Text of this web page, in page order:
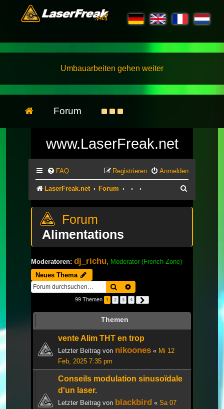
Umbauarbeiten gehen weiter
Forum
www.LaserFreak.net
FAQ Anmelden
Registrieren
LaserFreak.net Forum
Alimentations
Moderatoren: dj_richu Moderator (French Zone)
Neues Thema
Suche
99 Themen 1 2 3 4
Themen
vente Alim THT en trop
Letzter Beitrag von nikoones « Mi 12
Feb, 2025 7:35 pm
Conseils modulation sinusoïdale
d'un laser.
Letzter Beitrag von blackbird « Sa 07